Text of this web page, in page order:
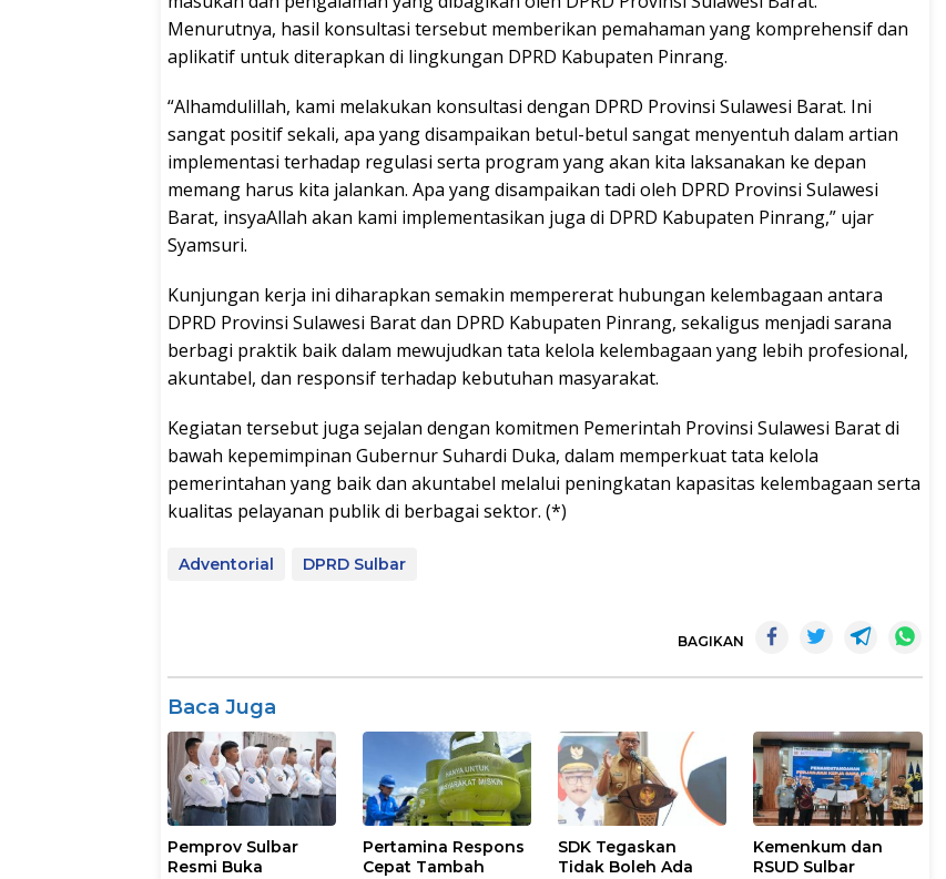
Menurutnya, hasil konsultasi tersebut memberikan pemahaman yang komprehensif dan
aplikatif untuk diterapkan di lingkungan DPRD Kabupaten Pinrang.
“Alhamdulillah, kami melakukan konsultasi dengan DPRD Provinsi Sulawesi Barat. Ini
sangat positif sekali, apa yang disampaikan betul-betul sangat menyentuh dalam artian
implementasi terhadap regulasi serta program yang akan kita laksanakan ke depan
memang harus kita jalankan. Apa yang disampaikan tadi oleh DPRD Provinsi Sulawesi
Barat, insyaAllah akan kami implementasikan juga di DPRD Kabupaten Pinrang,” ujar
Syamsuri.
Kunjungan kerja ini diharapkan semakin mempererat hubungan kelembagaan antara
DPRD Provinsi Sulawesi Barat dan DPRD Kabupaten Pinrang, sekaligus menjadi sarana
berbagi praktik baik dalam mewujudkan tata kelola kelembagaan yang lebih profesional,
akuntabel, dan responsif terhadap kebutuhan masyarakat.
Kegiatan tersebut juga sejalan dengan komitmen Pemerintah Provinsi Sulawesi Barat di
bawah kepemimpinan Gubernur Suhardi Duka, dalam memperkuat tata kelola
pemerintahan yang baik dan akuntabel melalui peningkatan kapasitas kelembagaan serta
kualitas pelayanan publik di berbagai sektor. (*)
Adventorial DPRD Sulbar
BAGIKAN
Baca Juga
Pemprov Sulbar
Resmi Buka
Pertamina Respons
Cepat Tambah
SDK Tegaskan
Tidak Boleh Ada
Kemenkum dan
RSUD Sulbar